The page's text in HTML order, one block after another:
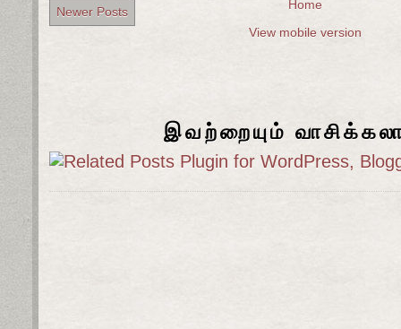
Newer Posts
Home
View mobile version
இவற்றையும்